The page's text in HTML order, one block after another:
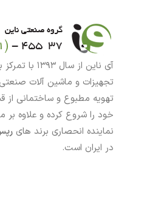
آی ناین از
تجهیزات و ماشین آلات
تهویه مطبوع و ساختمانی از
خود را شروع کرده و علاوه بر
نماینده انحصاری برند های
در ایران است.